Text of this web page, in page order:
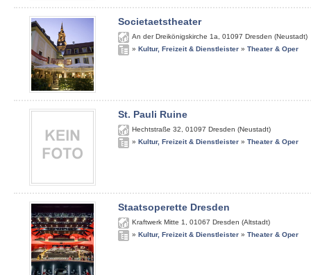
Societaetstheater
An der Dreikönigskirche 1a 01097 Dresden (Neustadt)
» Kultur, Freizeit & Dienstleister » Theater & Oper
St. Pauli Ruine
Hechtstraße 32 01097 Dresden (Neustadt)
» Kultur, Freizeit & Dienstleister » Theater & Oper
Staatsoperette Dresden
Kraftwerk Mitte 1 01067 Dresden (Altstadt)
» Kultur, Freizeit & Dienstleister » Theater & Oper